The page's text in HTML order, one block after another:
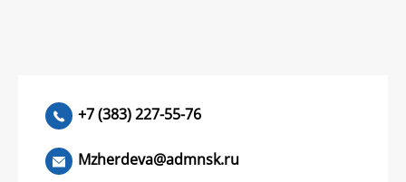
+7 (383) 227-55-76
Mzherdeva@admnsk.ru